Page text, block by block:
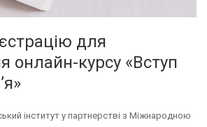
для
онлайн-курсу «Вступ
інститут у партнерстві з Міжнародною